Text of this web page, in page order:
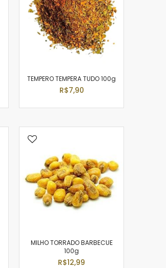
TEMPERO TEMPERA TUDO 100g
R$7,90
MILHO TORRADO BARBECUE
100g
R$12,99